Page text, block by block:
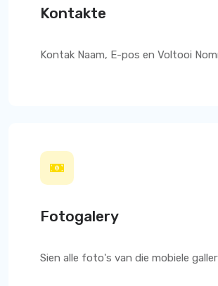
Kontakte
Kontak Naam, E-pos en Voltooi
Fotogalery
Sien alle foto's van die mobiele